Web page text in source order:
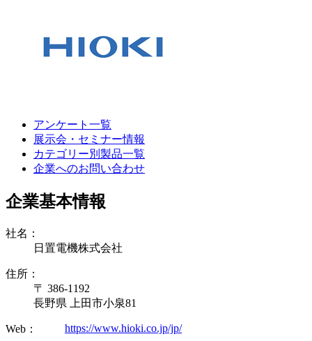
アンケート一覧
展示会・セミナー情報
カテゴリー別製品一覧
企業へのお問い合わせ
企業基本情報
社名：
日置電機株式会社
住所：
〒 386-1192
長野県 上田市小泉81
Web： https://www.hioki.co.jp/jp/